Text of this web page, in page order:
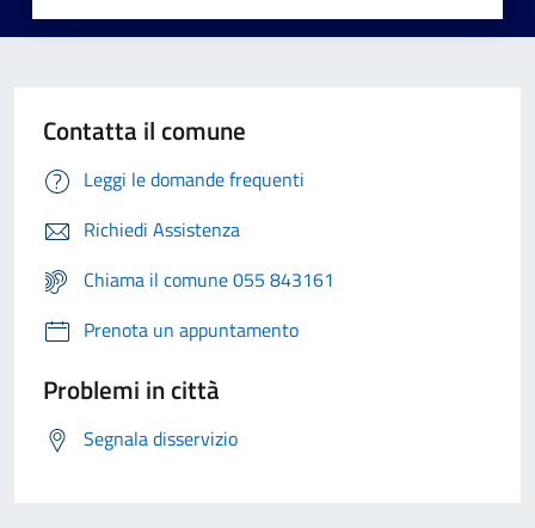
Contatta il comune
Leggi le domande frequenti
Richiedi Assistenza
Chiama il comune 055 843161
Prenota un appuntamento
Problemi in città
Segnala disservizio